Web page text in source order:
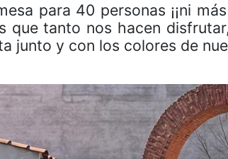
para 40 personas ¡¡ni
que tanto nos hacen
junto y con los colores de